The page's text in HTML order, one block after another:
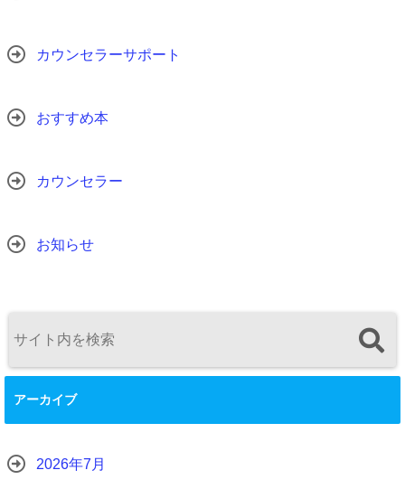
カウンセラーサポート
おすすめ本
カウンセラー
お知らせ
アーカイブ
2026年7月